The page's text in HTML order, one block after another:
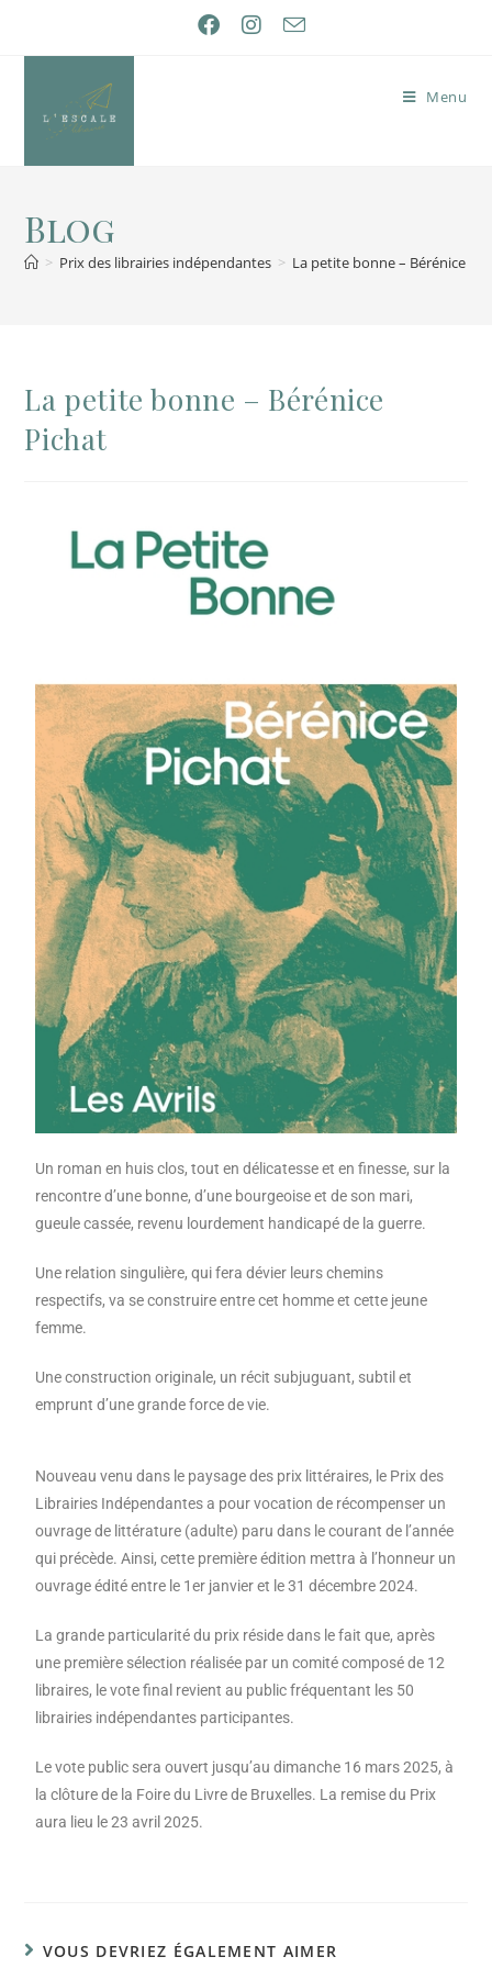
Menu
Blog
> Prix des librairies indépendantes > La petite bonne – Bérénice
La petite bonne – Bérénice
Pichat
Un roman en huis clos, tout en délicatesse et en finesse, sur la
rencontre d’une bonne, d’une bourgeoise et de son mari,
gueule cassée, revenu lourdement handicapé de la guerre.
Une relation singulière, qui fera dévier leurs chemins
respectifs, va se construire entre cet homme et cette jeune
femme.
Une construction originale, un récit subjuguant, subtil et
emprunt d’une grande force de vie.
Nouveau venu dans le paysage des prix littéraires, le Prix des
Librairies Indépendantes a pour vocation de récompenser un
ouvrage de littérature (adulte) paru dans le courant de l’année
qui précède. Ainsi, cette première édition mettra à l’honneur un
ouvrage édité entre le 1er janvier et le 31 décembre 2024.
La grande particularité du prix réside dans le fait que, après
une première sélection réalisée par un comité composé de 12
libraires, le vote final revient au public fréquentant les 50
librairies indépendantes participantes.
Le vote public sera ouvert jusqu’au dimanche 16 mars 2025, à
la clôture de la Foire du Livre de Bruxelles. La remise du Prix
aura lieu le 23 avril 2025.
VOUS DEVRIEZ ÉGALEMENT AIMER